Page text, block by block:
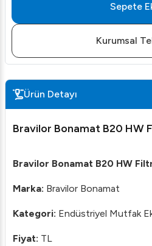
Sepete
Kurumsal
Ürün Detayı
Bravilor Bonamat B20 HW
Bravilor Bonamat B20 HW
Marka: Bravilor Bonamat
Kategori: Endüstriyel Mutfak
Fiyat: TL